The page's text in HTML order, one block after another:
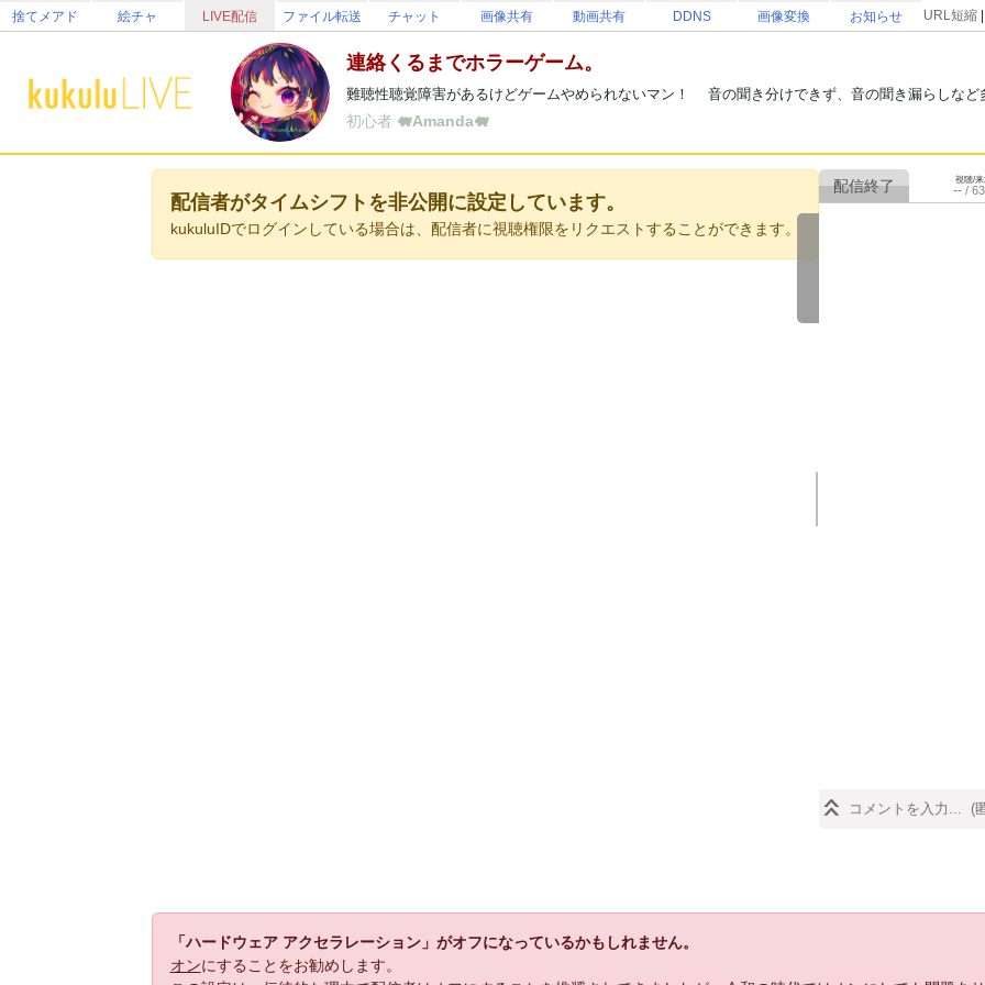
捨てメアド 絵チャ LIVE配信 ファイル転送 チャット 画像共有 動画共有 DDNS 画像変換 お知らせ URL短縮
連絡くるまでホラーゲーム。
難聴性聴覚障害があるけどゲームやめられないマン！ 音の聞き分けできず、音の聞き漏らしな
初心者 🐖Amanda🐖
配信者がタイムシフトを非公開に設定しています。
kukuluIDでログインしている場合は、配信者に視聴権限をリクエストすることができます。
視聴/
--/ 63
「ハードウェア アクセラレーション」がオフになっているかもしれません。
オンにすることをお勧めします。